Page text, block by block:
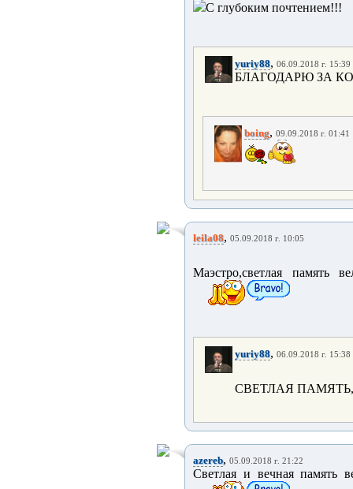
С глубоким почтением!!!
yuriy88, 06.09.2018 г. 15:39
БЛАГОДАРЮ ЗА
boing, 09.09.2018 г. 01:41
leila08, 05.09.2018 г. 10:05
Маэстро,светлая память
yuriy88, 06.09.2018 г. 15:38
СВЕТЛАЯ
azereb, 05.09.2018 г. 21:22
Светлая и вечная память